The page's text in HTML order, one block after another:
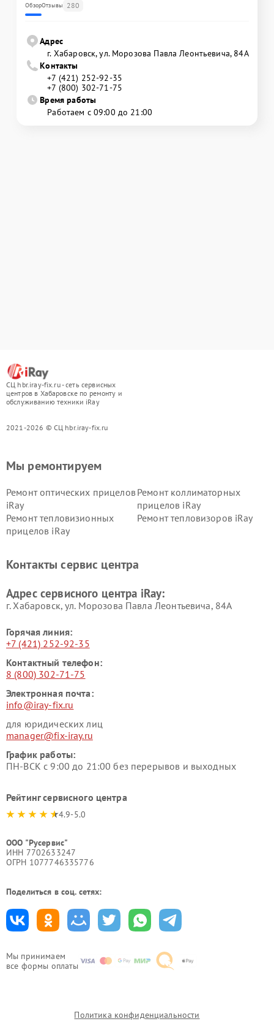
ОбзорОтзывы 280
Адрес
г. Хабаровск, ул. Морозова Павла Леонтьевича, 84А
Контакты
+7 (421) 252-92-35
+7 (800) 302-71-75
Время работы
Работаем с 09:00 до 21:00
СЦ hbr.iray-fix.ru - сеть сервисных
центров в Хабаровске по ремонту и
обслуживанию техники iRay
2021-2026 © СЦ hbr.iray-fix.ru
Мы принимаем
все формы оплаты
Мы ремонтируем
Ремонт оптических прицелов
iRay
Ремонт коллиматорных
прицелов iRay
Ремонт тепловизионных
прицелов iRay
Ремонт тепловизоров iRay
Контакты сервис центра
Адрес сервисного центра iRay:
г. Хабаровск, ул. Морозова Павла Леонтьевича, 84А
Горячая линия:
+7 (421) 252-92-35
Контактный телефон:
8 (800) 302-71-75
Электронная почта:
info@iray-fix.ru
для юридических лиц
manager@fix-iray.ru
График работы:
ПН-ВСК с 9:00 до 21:00 без перерывов и выходных
Рейтинг сервисного центра
4.9-5.0
ООО "Русервис"
ИНН 7702633247
ОГРН 1077746335776
Поделиться в соц. сетях:
Политика конфиденциальности